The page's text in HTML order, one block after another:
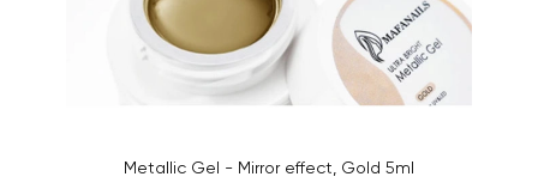
Metallic Gel - Mirror effect, Gold 5ml